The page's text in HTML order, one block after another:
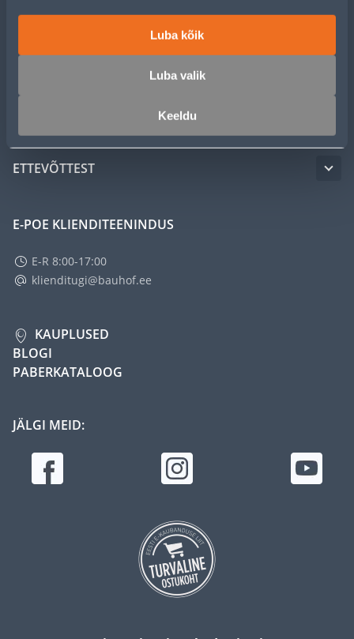
Luba kõik
Luba valik
Keeldu
ETTEVÕTTEST
E-POE KLIENDITEENINDUS
E-R 8:00-17:00
klienditugi@bauhof.ee
KAUPLUSED
BLOGI
PABERKATALOOG
JÄLGI MEID: